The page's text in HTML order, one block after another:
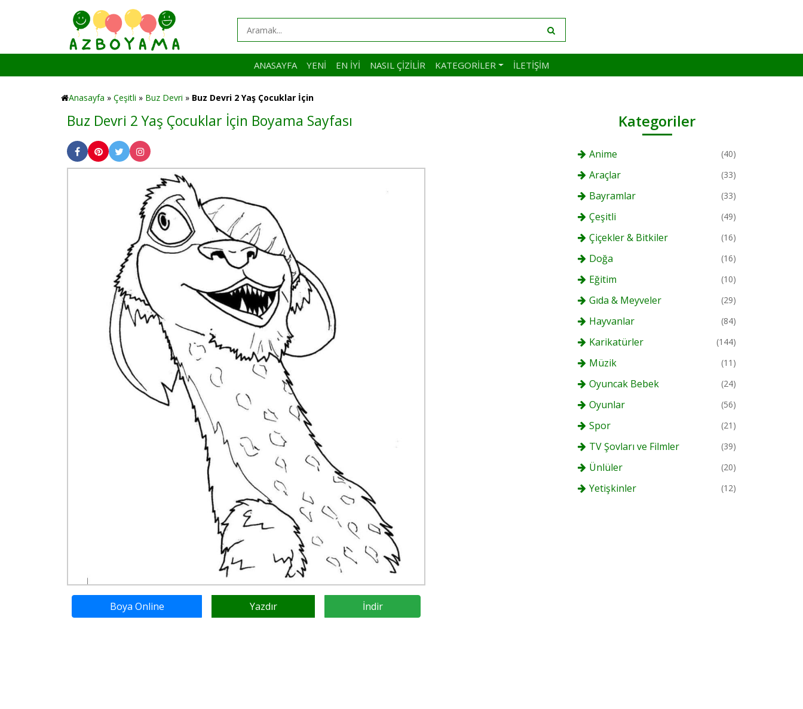
ANASAYFA YENI EN İYI NASIL ÇIZILIR KATEGORILER İLETIŞIM
Anasayfa » Çeşitli » Buz Devri » Buz Devri 2 Yaş Çocuklar İçin
Buz Devri 2 Yaş Çocuklar İçin Boyama Sayfası
Boya Online Yazdır İndir
Kategoriler
Anime (40)
Araçlar (33)
Bayramlar (33)
Çeşitli (49)
Çiçekler & Bitkiler (16)
Doğa (16)
Eğitim (10)
Gıda & Meyveler (29)
Hayvanlar (84)
Karikatürler (144)
Müzik (11)
Oyuncak Bebek (24)
Oyunlar (56)
Spor (21)
TV Şovları ve Filmler (39)
Ünlüler (20)
Yetişkinler (12)